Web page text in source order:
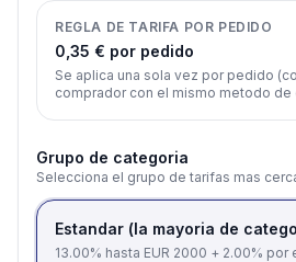
REGLA DE TARIFA POR PEDIDO
0,35 € por pedido
Se aplica una sola vez por pedido
comprador con el mismo metodo de
Grupo de categoria
Selecciona el grupo de tarifas mas
Estandar (la mayoria de
13.00% hasta EUR 2000 + 2.00% por